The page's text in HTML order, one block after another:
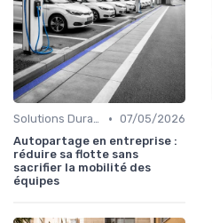
Solutions Durables • 07/05/2026
Autopartage en entreprise :
réduire sa flotte sans
sacrifier la mobilité des
équipes